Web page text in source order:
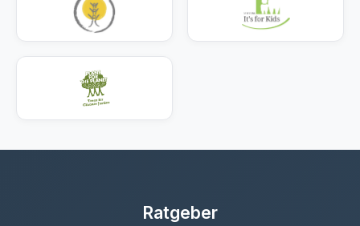
Ratgeber